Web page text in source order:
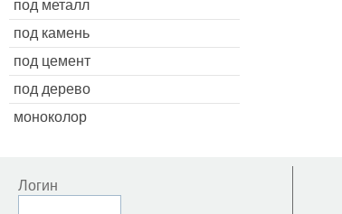
под металл
под камень
под цемент
под дерево
моноколор
Логин